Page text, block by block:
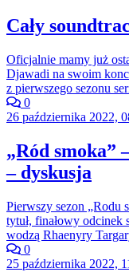
Cały
Oficjalnie mamy już
Djawadi na swoim
z pierwszego sezonu
0
26 października 2022,
„Ród smoka”
– dyskusja
Pierwszy sezon „Rodu
tytuł, finałowy odcinek
wodzą Rhaenyry
0
25 października 2022,